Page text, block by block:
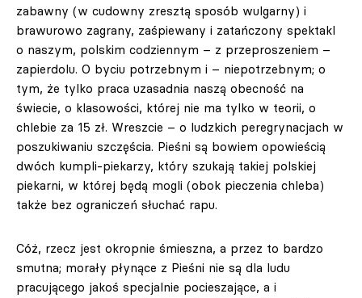
zabawny (w cudowny zresztą sposób wulgarny) i
brawurowo zagrany, zaśpiewany i zatańczony spektakl
o naszym, polskim codziennym – z przeproszeniem –
zapierdolu. O byciu potrzebnym i – niepotrzebnym; o
tym, że tylko praca uzasadnia naszą obecność na
świecie, o klasowości, której nie ma tylko w teorii, o
chlebie za 15 zł. Wreszcie – o ludzkich peregrynacjach w
poszukiwaniu szczęścia. Pieśni są bowiem opowieścią
dwóch kumpli-piekarzy, który szukają takiej polskiej
piekarni, w której będą mogli (obok pieczenia chleba)
także bez ograniczeń słuchać rapu.
Cóż, rzecz jest okropnie śmieszna, a przez to bardzo
smutna; morały płynące z Pieśni nie są dla ludu
pracującego jakoś specjalnie pocieszające, a i